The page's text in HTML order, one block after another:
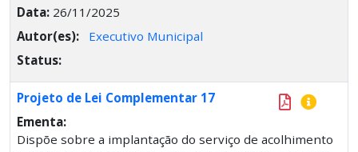
Data: 26/11/2025
Autor(es):
Executivo Municipal
Status:
Projeto de Lei Complementar 17
Ementa:
Dispõe sobre a implantação do serviço de acolhimento